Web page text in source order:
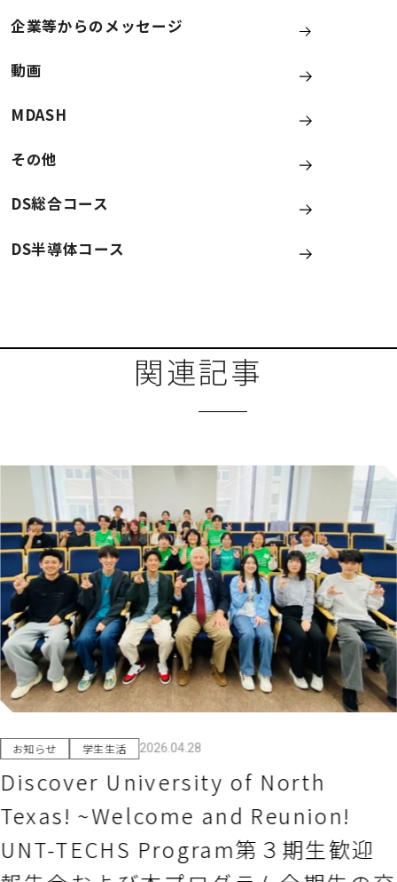
企業等からのメッセージ
動画
MDASH
その他
DS総合コース
DS半導体コース
関連記事
お知らせ 学生生活 2026.04.17
OiTr（オイテル）機器の設置につい
て
熊本大学のデータサイエンス学部「情報融合学環」は、文理融